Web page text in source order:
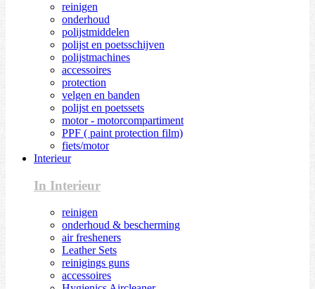
reinigen
onderhoud
polijstmiddelen
polijst en poetsschijven
polijstmachines
accessoires
protection
velgen en banden
polijst en poetssets
motor - motorcompartiment
PPF ( paint protection film)
fiets/motor
Interieur
In Interieur
reinigen
onderhoud & bescherming
air fresheners
Leather Sets
reinigings guns
accessoires